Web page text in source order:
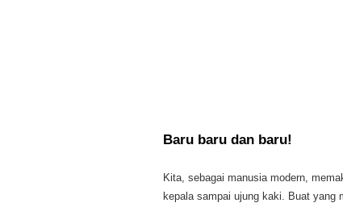
Baru baru dan baru!
Kita, sebagai manusia modern,
kepala sampai ujung kaki. Buat yang